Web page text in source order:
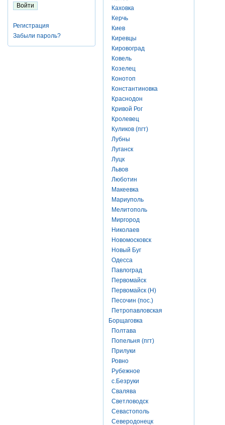
Регистрация
Забыли пароль?
Каховка
Керчь
Киев
Киревцы
Кировоград
Ковель
Козелец
Конотоп
Константиновка
Краснодон
Кривой Рог
Кролевец
Куликов (пгт)
Лубны
Луганск
Луцк
Львов
Люботин
Макеевка
Мариуполь
Мелитополь
Миргород
Николаев
Новомосковск
Новый Буг
Одесса
Павлоград
Первомайск
Первомайск (Н)
Песочин (пос.)
Петропавловская
Борщаговка
Полтава
Попельня (пгт)
Прилуки
Ровно
Рубежное
с.Безруки
Свалява
Светловодск
Севастополь
Северодонецк